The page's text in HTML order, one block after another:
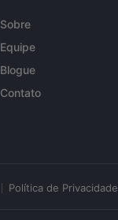
Sobre
Equipe
Blogue
Contato
Política de Privacidade